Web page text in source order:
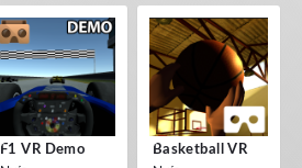
F1 VR Demo Basketball VR